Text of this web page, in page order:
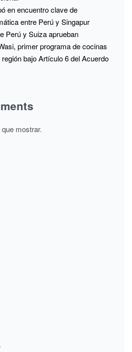
en encuentro clave de
entre Perú y Singapur
Perú y Suiza aprueban
primer programa de cocinas
bajo Artículo 6 del Acuerdo
mostrar.